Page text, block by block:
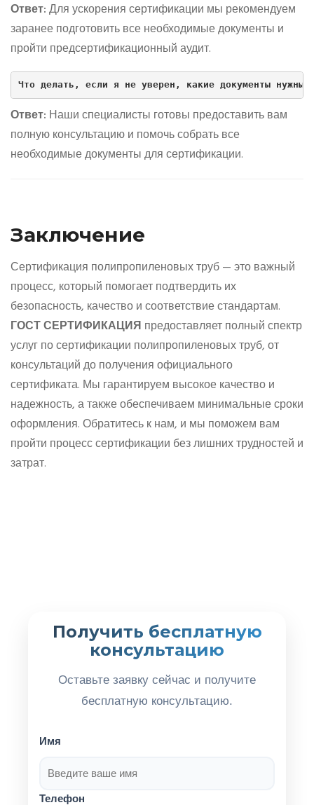
Ответ:Для ускорения сертификации мы рекомендуем
заранее подготовить все необходимые документы и
пройти предсертификационный аудит.
Что делать, если я не уверен, какие документы нужны
Ответ: Наши специалисты готовы предоставить вам
полную консультацию и помочь собрать все
необходимые документы для сертификации.
Заключение
Сертификация полипропиленовых труб — это важный
процесс, который помогает подтвердить их
безопасность, качество и соответствие стандартам.
ГОСТ СЕРТИФИКАЦИЯ предоставляет полный спектр
услуг по сертификации полипропиленовых труб, от
консультаций до получения официального
сертификата. Мы гарантируем высокое качество и
надежность, а также обеспечиваем минимальные сроки
оформления. Обратитесь к нам, и мы поможем вам
пройти процесс сертификации без лишних трудностей и
затрат.
Получить бесплатную
консультацию
Оставьте заявку сейчас и получите
бесплатную консультацию.
Имя
Телефон